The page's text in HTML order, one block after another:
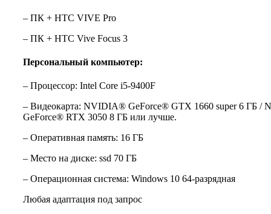
– ПК + HTC VIVE Pro
– ПК + HTC Vive Focus 3
Персональный компьютер:
– Процессор: Intel Core i5-9400F
– Видеокарта: NVIDIA® GeForce® GTX 1660 super 6 ГБ /
GeForce® RTX 3050 8 ГБ или лучше.
– Оперативная память: 16 ГБ
– Место на диске: ssd 70 ГБ
– Операционная система: Windows 10 64-разрядная
Любая адаптация под запрос